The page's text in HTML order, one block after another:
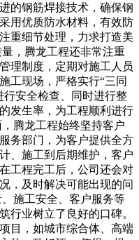
的钢筋焊接技术，确保钢
用优质防水材料，有效防
重细节处理，力求打造美
，腾龙工程还非常注重
理制度，定期对施工人员
工现场，严格实行“三同
行安全检查、同时进行整
发生率，为工程顺利进行
腾龙工程始终坚持客户
务部门，为客户提供全方
、施工到后期维护，客户
工程完工后，公司还会对
，及时解决可能出现的问
施工安全、客户服务等
行业树立了良好的口碑。
目，如城市综合体、高端